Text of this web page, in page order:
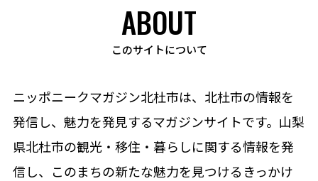
ABOUT
このサイトについて
ニッポニークマガジン北杜市は、北杜市の情報を
発信し、魅力を発見するマガジンサイトです。山梨
県北杜市の観光・移住・暮らしに関する情報を発
信し、このまちの新たな魅力を見つけるきっかけ